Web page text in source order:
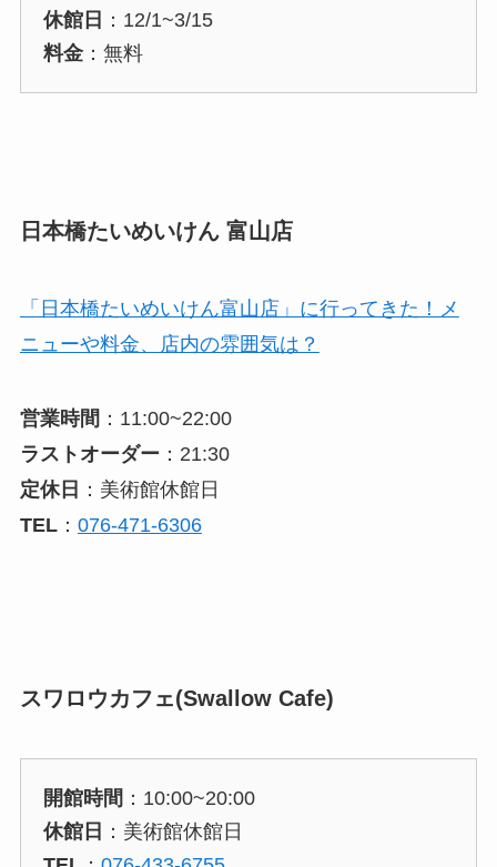
休館日 ：12/1~3/15
料金：無料
日本橋たいめいけん 富山店
「日本橋たいめいけん富山店」に行ってきた！メ
ニューや料金、店内の雰囲気は？
営業時間 ：11:00~22:00
ラストオーダー ：21:30
定休日 ：美術館休館日
TEL： 076-471-6306
スワロウカフェ(Swallow Cafe)
開館時間 ：10:00~20:00
休館日 ：美術館休館日